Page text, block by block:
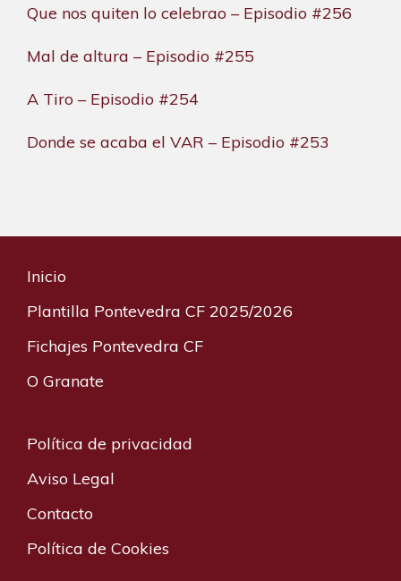
Que nos quiten lo celebrao – Episodio #256
Mal de altura – Episodio #255
A Tiro – Episodio #254
Donde se acaba el VAR – Episodio #253
Inicio
Plantilla Pontevedra CF 2025/2026
Fichajes Pontevedra CF
O Granate
Política de privacidad
Aviso Legal
Contacto
Política de Cookies